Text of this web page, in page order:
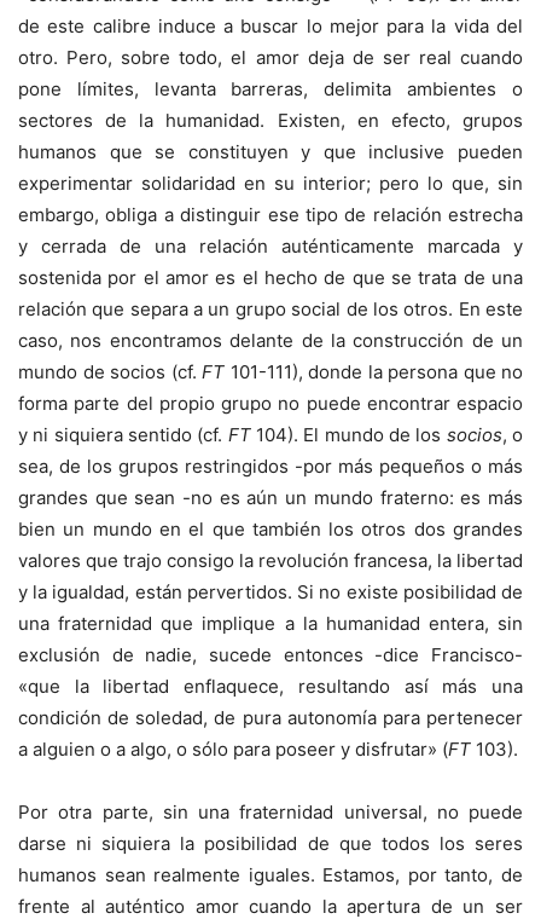
de este calibre induce a buscar lo mejor para la vida del
otro. Pero, sobre todo, el amor deja de ser real cuando
pone límites, levanta barreras, delimita ambientes o
sectores de la humanidad. Existen, en efecto, grupos
humanos que se constituyen y que inclusive pueden
experimentar solidaridad en su interior; pero lo que, sin
embargo, obliga a distinguir ese tipo de relación estrecha
y cerrada de una relación auténticamente marcada y
sostenida por el amor es el hecho de que se trata de una
relación que separa a un grupo social de los otros. En este
caso, nos encontramos delante de la construcción de un
mundo de socios (cf. FT 101-111), donde la persona que no
forma parte del propio grupo no puede encontrar espacio
y ni siquiera sentido (cf. FT 104). El mundo de los socios, o
sea, de los grupos restringidos -por más pequeños o más
grandes que sean -no es aún un mundo fraterno: es más
bien un mundo en el que también los otros dos grandes
valores que trajo consigo la revolución francesa, la libertad
y la igualdad, están pervertidos. Si no existe posibilidad de
una fraternidad que implique a la humanidad entera, sin
exclusión de nadie, sucede entonces -dice Francisco-
«que la libertad enflaquece, resultando así más una
condición de soledad, de pura autonomía para pertenecer
a alguien o a algo, o sólo para poseer y disfrutar» (FT 103).
Por otra parte, sin una fraternidad universal, no puede
darse ni siquiera la posibilidad de que todos los seres
humanos sean realmente iguales. Estamos, por tanto, de
frente al auténtico amor cuando la apertura de un ser